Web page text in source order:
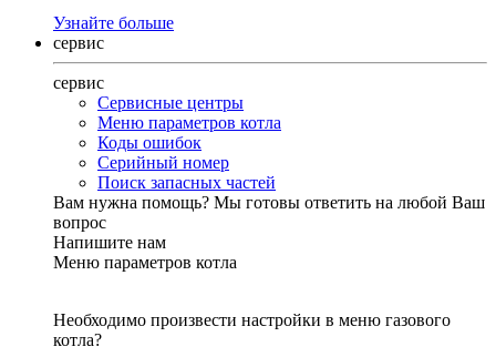
Узнайте больше
сервис
сервис
Сервисные центры
Меню параметров котла
Коды ошибок
Серийный номер
Поиск запасных частей
Вам нужна помощь? Мы готовы ответить на любой Ваш
вопрос
Напишите нам
Меню параметров котла
Необходимо произвести настройки в меню газового
котла?